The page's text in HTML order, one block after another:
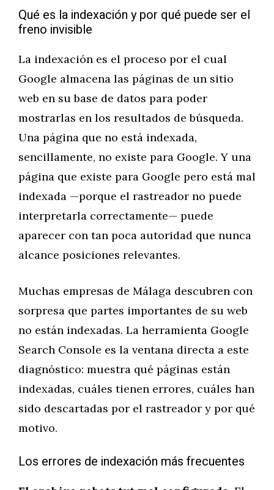
Qué es la indexación y por qué puede ser el
freno invisible
La indexación es el proceso por el cual
Google almacena las páginas de un sitio
web en su base de datos para poder
mostrarlas en los resultados de búsqueda.
Una página que no está indexada,
sencillamente, no existe para Google. Y una
página que existe para Google pero está mal
indexada —porque el rastreador no puede
interpretarla correctamente— puede
aparecer con tan poca autoridad que nunca
alcance posiciones relevantes.
Muchas empresas de Málaga descubren con
sorpresa que partes importantes de su web
no están indexadas. La herramienta Google
Search Console es la ventana directa a este
diagnóstico: muestra qué páginas están
indexadas, cuáles tienen errores, cuáles han
sido descartadas por el rastreador y por qué
motivo.
Los errores de indexación más frecuentes